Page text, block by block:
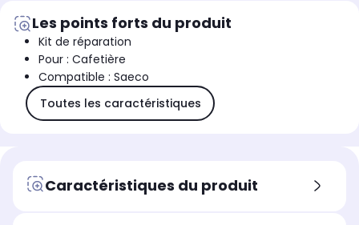
Les points forts du produit
Kit de réparation
Pour : Cafetière
Compatible : Saeco
Toutes les caractéristiques
Caractéristiques du produit